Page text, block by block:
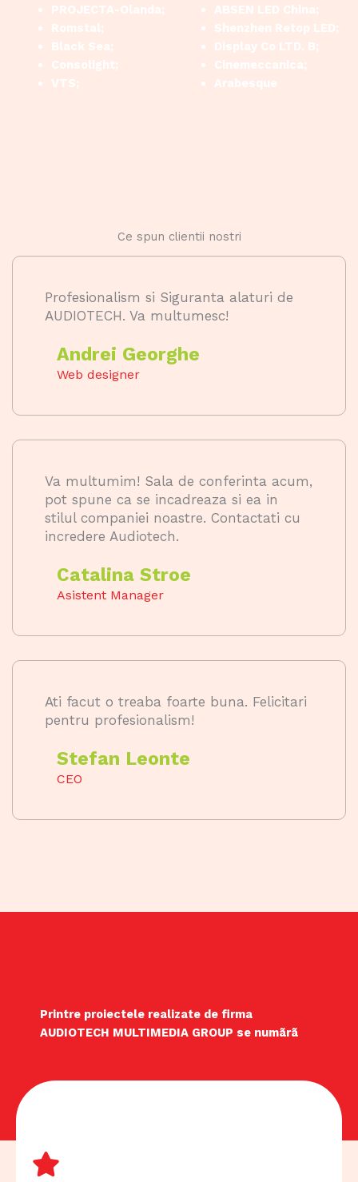
PROJECTA-Olanda;
Romstal;
Black Sea;
Consolight;
VTS;
ABSEN LED China;
Shenzhen Retop LED;
Display Co LTD. B;
Cinemeccanica;
Arabesque
Ce spun clientii nostri
Profesionalism si Siguranta alaturi de
AUDIOTECH. Va multumesc!
Andrei Georghe
Web designer
Va multumim! Sala de conferinta acum,
pot spune ca se incadreaza si ea in
stilul companiei noastre. Contactati cu
incredere Audiotech.
Catalina Stroe
Asistent Manager
Ati facut o treaba foarte buna. Felicitari
pentru profesionalism!
Stefan Leonte
CEO
Printre proiectele realizate de firma
AUDIOTECH MULTIMEDIA GROUP se numãrã